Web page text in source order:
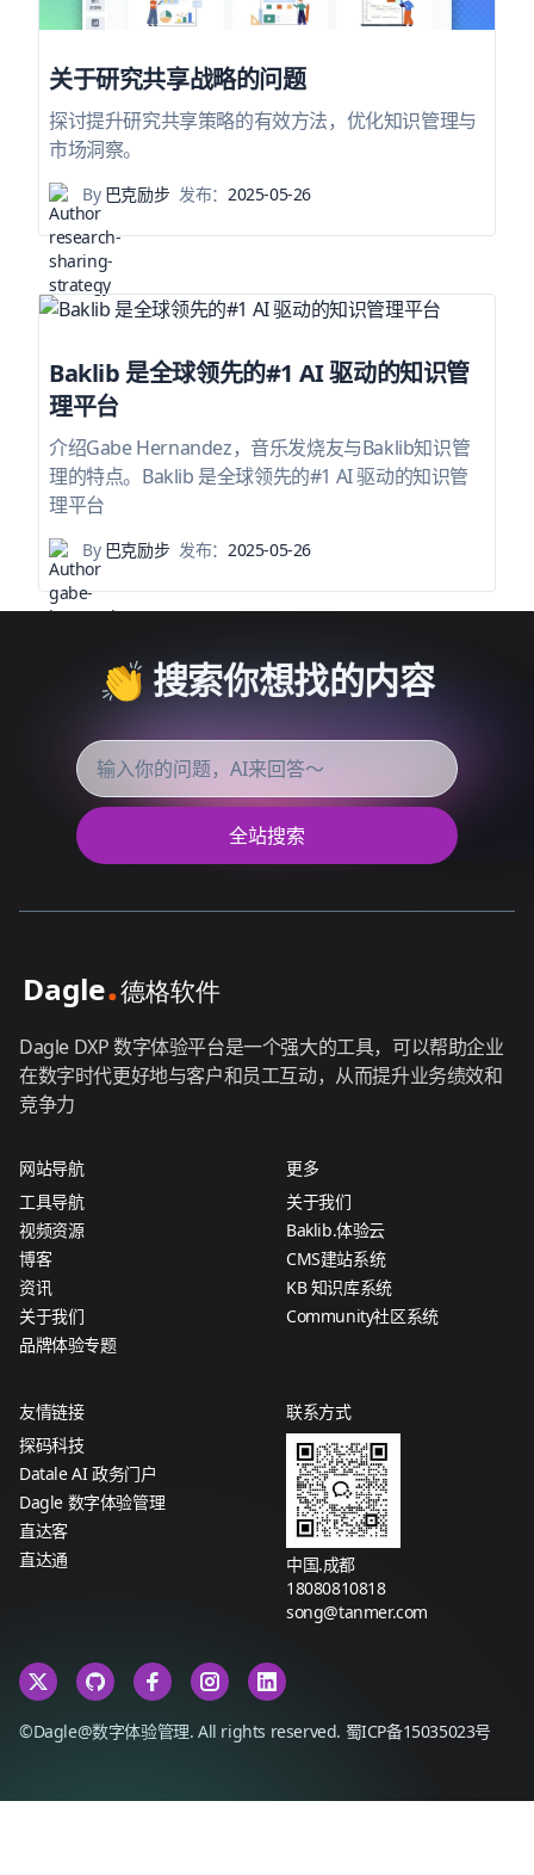
关于研究共享战略的问题
探讨提升研究共享策略的有效方法，优化知识管理与
市场洞察。
By巴克励步 发布： 2025-05-26
Baklib 是全球领先的#1 AI 驱动的知识管
理平台
介绍Gabe Hernandez，音乐发烧友与Baklib知识管
理的特点。Baklib 是全球领先的#1 AI 驱动的知识管
理平台
By巴克励步 发布： 2025-05-26
👏 搜索你想找的内容
全站搜索
Dagle DXP 数字体验平台是一个强大的工具，可以帮助企业
在数字时代更好地与客户和员工互动，从而提升业务绩效和
竞争力
网站导航
工具导航
视频资源
博客
资讯
关于我们
品牌体验专题
更多
关于我们
Baklib.体验云
CMS建站系统
KB 知识库系统
Community社区系统
友情链接
探码科技
Datale AI 政务门户
Dagle 数字体验管理
直达客
直达通
联系方式
中国.成都
18080810818
song@tanmer.com
©Dagle@数字体验管理. All rights reserved. 蜀ICP备15035023号